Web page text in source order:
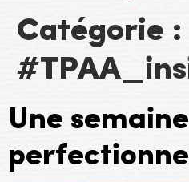
Catégorie :
Une